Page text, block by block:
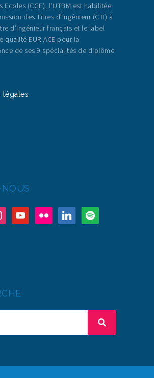
Ecoles (CGE), l’UTBM est habilitée
des Titres d’Ingénieur (CTI) à
d’ingénieur français et le label
qualité EUR-ACE pour la
de ses 9 spécialités de diplôme
légales